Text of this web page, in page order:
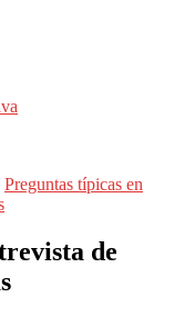
Preguntas típicas en
de